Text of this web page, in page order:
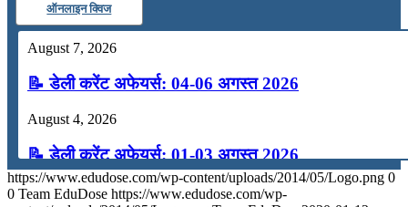
टुडेज जीके
ऑनलाइन क्विज
August 7, 2026
📝 डेली करेंट अफेयर्स: 04-06 अगस्त 2026
August 4, 2026
📝 डेली करेंट अफेयर्स: 01-03 अगस्त 2026
July 31, 2026
https://www.edudose.com/wp-content/uploads/2014/05/Logo.png 0
0 Team EduDose https://www.edudose.com/wp-